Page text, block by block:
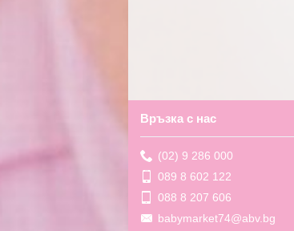
Връзка с нас
(02) 9 286 000
089 8 602 122
088 8 207 606
babymarket74@abv.bg